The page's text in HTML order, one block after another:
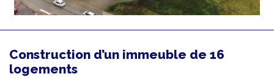
Construction d’un immeuble de 16
logements